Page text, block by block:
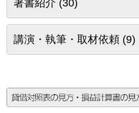
著書紹介 (30)
講演・執筆・取材依頼(9)